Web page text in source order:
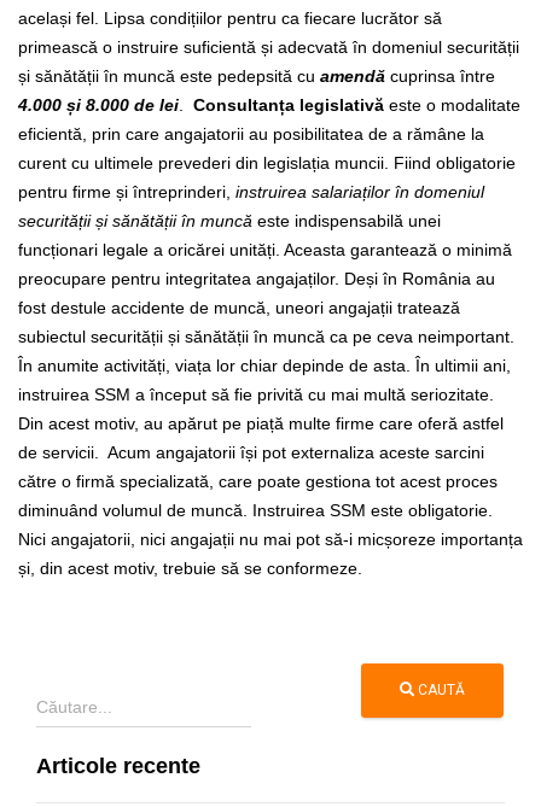
același fel. Lipsa condițiilor pentru ca fiecare lucrător să
primească o instruire suficientă și adecvată în domeniul securității
și sănătății în muncă este pedepsită cu amendă cuprinsa între
4.000 și 8.000 de lei
Consultanța legislativă este o modalitate
eficientă, prin care angajatorii au posibilitatea de a rămâne la
curent cu ultimele prevederi din legislația muncii. Fiind obligatorie
pentru firme și întreprinderi, instruirea salariaților în domeniul
securității și sănătății în muncă este indispensabilă unei
funcționari legale a oricărei unități. Aceasta garantează o minimă
preocupare pentru integritatea angajaților. Deși în România au
fost destule accidente de muncă, uneori angajații tratează
subiectul securității și sănătății în muncă ca pe ceva neimportant.
În anumite activități, viața lor chiar depinde de asta. În ultimii ani,
instruirea SSM a început să fie privită cu mai multă seriozitate.
Din acest motiv, au apărut pe piață multe firme care oferă astfel
de servicii.
Acum angajatorii își pot externaliza aceste sarcini
către o firmă specializată, care poate gestiona tot acest proces
diminuând volumul de muncă.
Instruirea SSM este obligatorie.
Nici angajatorii, nici angajații nu mai pot să-i micșoreze importanța
și, din acest motiv, trebuie să se conformeze.
CAUTĂ
Articole recente